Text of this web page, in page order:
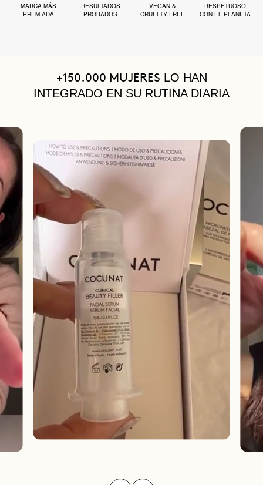
MARCA MÁS
PREMIADA
RESULTADOS
PROBADOS
VEGAN &
CRUELTY FREE
RESPETUOSO
CON EL PLANETA
+150.000 MUJERES LO HAN
INTEGRADO EN SU RUTINA DIARIA